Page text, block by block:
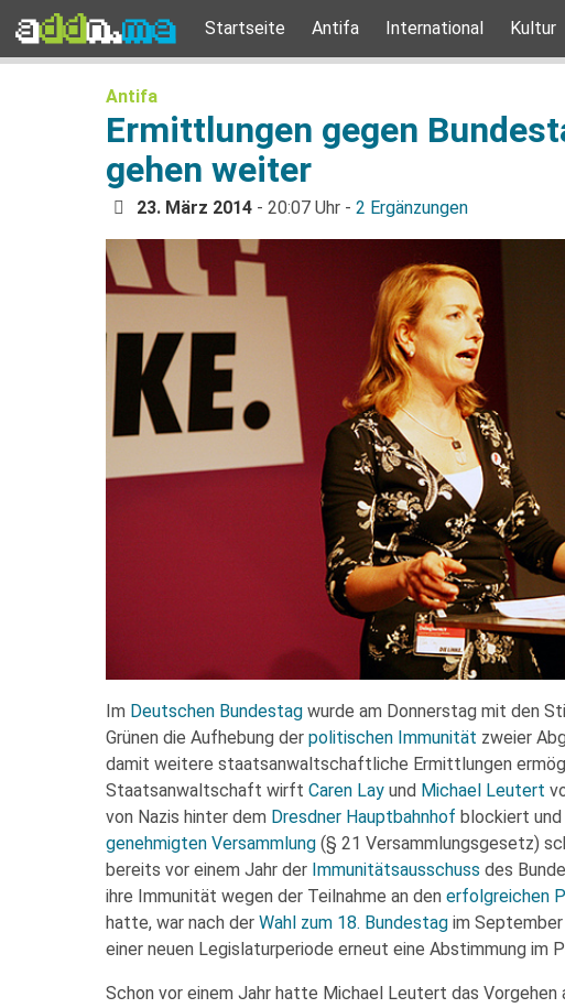
Startseite Antifa International Kultur
Antifa
Ermittlungen gegen
gehen weiter
23. März 2014 - 20:07 Uhr - 2 Ergänzungen
Im Deutschen Bundestag wurde am Donnerstag mit den
Grünen die Aufhebung der politischen Immunität zweier
damit weitere staatsanwaltschaftliche Ermittlungen
Staatsanwaltschaft wirft Caren Lay und Michael Leutert
von Nazis hinter dem Dresdner Hauptbahnhof blockiert
genehmigten Versammlung (§ 21 Versammlungsgesetz)
bereits vor einem Jahr der Immunitätsausschuss des
ihre Immunität wegen der Teilnahme an den erfolgreichen
hatte, war nach der Wahl zum 18. Bundestag im
einer neuen Legislaturperiode erneut eine Abstimmung im
Schon vor einem Jahr hatte Michael Leutert das Vorgehen